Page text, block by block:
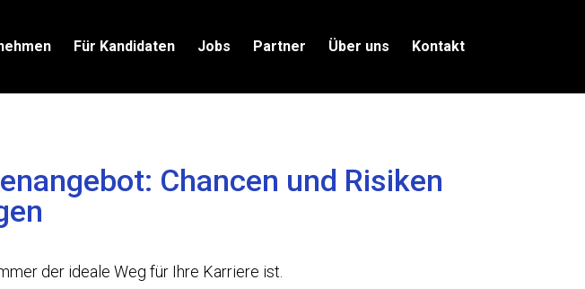
Für Kandidaten Jobs Partner Über uns Kontakt
Chancen und Risiken
der ideale Weg für Ihre Karriere ist.